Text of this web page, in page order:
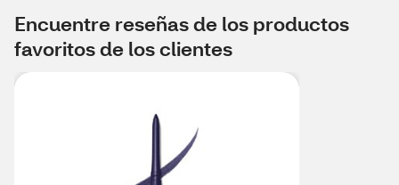
Encuentre reseñas de los productos
favoritos de los clientes